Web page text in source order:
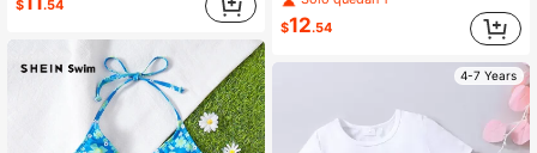
$
.54
$12.54
4-7 Years